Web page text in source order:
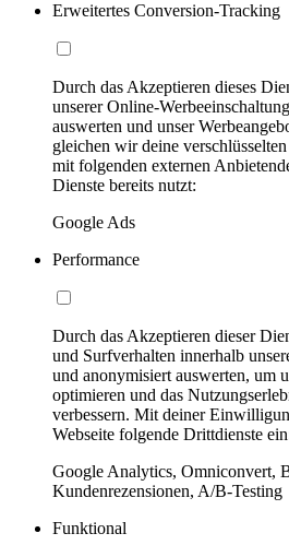
Erweitertes Conversion-Tracking
Durch das Akzeptieren dieses
unserer Online-
auswerten und unser
gleichen wir deine
mit folgenden externen
Dienste bereits nutzt:
Google Ads
Performance
Durch das Akzeptieren dieser
und Surfverhalten innerhalb
und anonymisiert auswerten, um
optimieren und das
verbessern. Mit deiner
Webseite folgende Drittdienste
Google Analytics, Omniconvert,
Kundenrezensionen, A/B-Testing
Funktional